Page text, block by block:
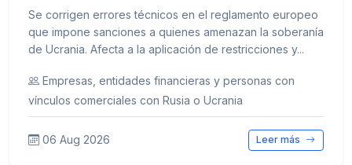
Se corrigen errores técnicos en el reglamento europeo
que impone sanciones a quienes amenazan la soberanía
de Ucrania. Afecta a la aplicación de restricciones y...
Empresas, entidades financieras y personas con
vínculos comerciales con Rusia o Ucrania
06 Aug 2026 Leer más